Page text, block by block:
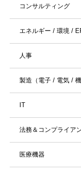
コンサルティング
エネルギー / 環境 /
人事
製造（電子 / 電気 / 機
IT
法務＆コンプライア
医療機器